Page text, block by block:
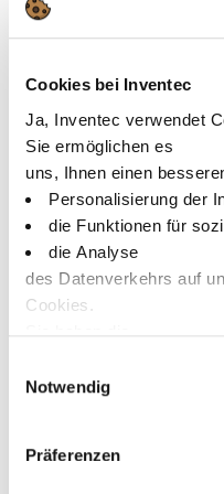
Cookies bei Inventec
Ja, Inventec verwendet
Sie ermöglichen es
uns, Ihnen einen
Personalisierung der
die Funktionen für
die Analyse
des Datenverkehrs auf
Cookies.
Keine Panik, Sie
Notwendig
Präferenzen
3M Novec 8200
Alternative
Ersatzlösung für
3M
Novec 8200
Identischer Ersatz für
3M Novec 71DA
Alternative
Identischer Ersatz für